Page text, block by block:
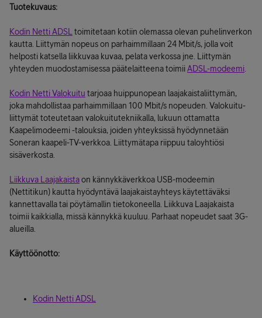
Tuotekuvaus:
Kodin Netti ADSL
toimitetaan kotiin olemassa olevan puhelinverkon
kautta. Liittymän nopeus on parhaimmillaan 24 Mbit/s, jolla voit
helposti katsella liikkuvaa kuvaa, pelata verkossa jne. Liittymän
yhteyden muodostamisessa päätelaitteena toimiiADSL-modeemi
Kodin Netti Valokuitu tarjoaa huippunopean laajakaistaliittymän,
joka mahdollistaa parhaimmillaan 100 Mbit/s nopeuden. Valokuitu-
liittymät toteutetaan valokuitutekniikalla, lukuun ottamatta
Kaapelimodeemi -talouksia, joiden yhteyksissä hyödynnetään
Soneran kaapeli-TV-verkkoa. Liittymätapa riippuu taloyhtiösi
sisäverkosta.
Liikkuva Laajakaistaon kännykkäverkkoa USB-modeemin
(Nettitikun) kautta hyödyntävä laajakaistayhteys käytettäväksi
kannettavalla tai pöytämallin tietokoneella. Liikkuva Laajakaista
toimii kaikkialla, missä kännykkä kuuluu. Parhaat nopeudet saat 3G-
alueilla.
Käyttöönotto:
Kodin Netti ADSL